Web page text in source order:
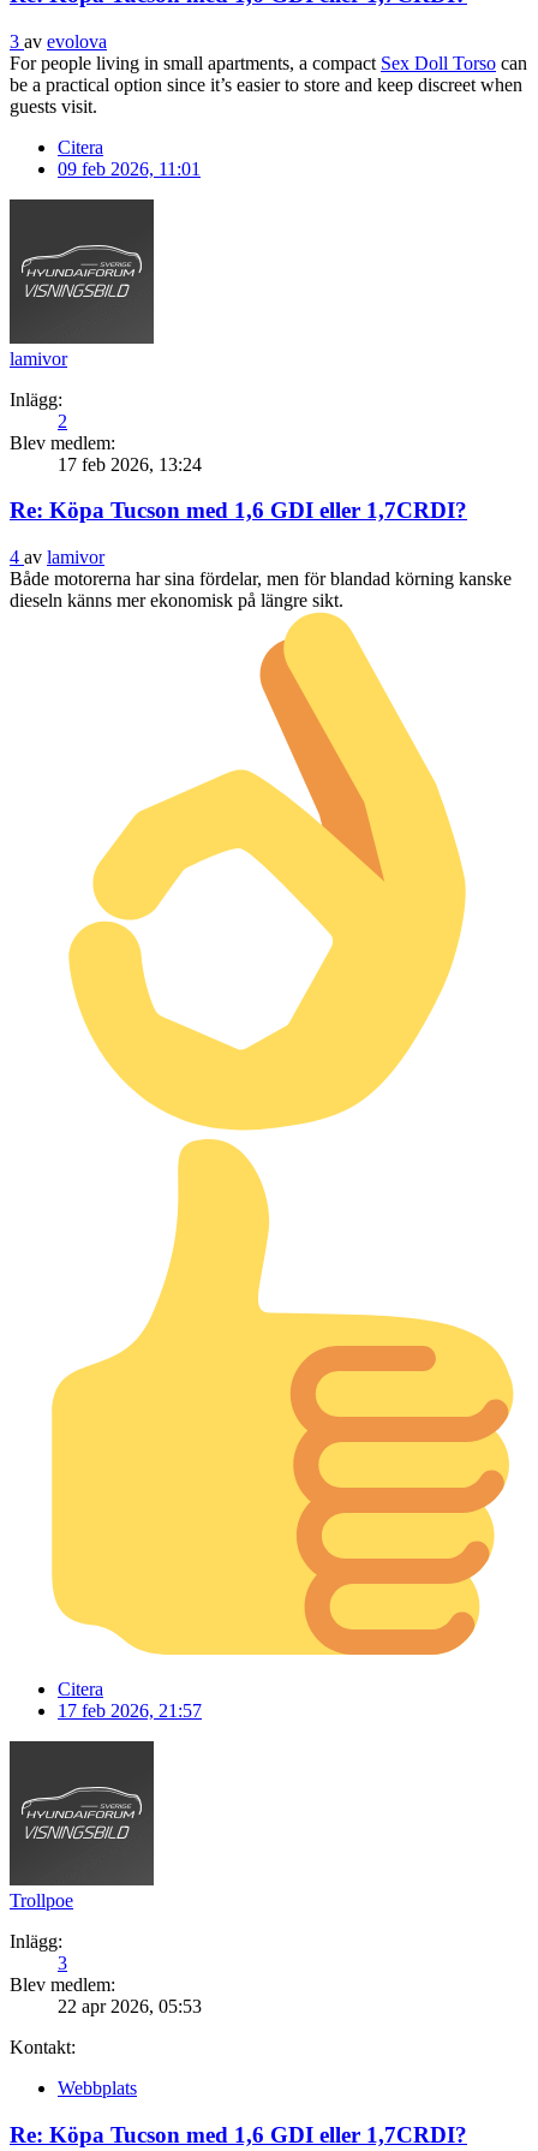
3 av evolova
For people living in small apartments, a compact Sex Doll Torso can
be a practical option since it’s easier to store and keep discreet when
guests visit.
Citera
09 feb 2026, 11:01
lamivor
Inlägg:
2
Blev medlem:
17 feb 2026, 13:24
Re: Köpa Tucson med 1,6 GDI eller 1,7CRDI?
4 av lamivor
Både motorerna har sina fördelar, men för blandad körning kanske
dieseln känns mer ekonomisk på längre sikt.
Citera
17 feb 2026, 21:57
Trollpoe
Inlägg:
3
Blev medlem:
22 apr 2026, 05:53
Kontakt:
Webbplats
Re: Köpa Tucson med 1,6 GDI eller 1,7CRDI?